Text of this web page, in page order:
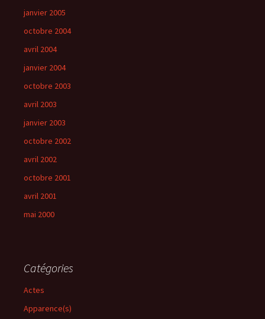
janvier 2005
octobre 2004
avril 2004
janvier 2004
octobre 2003
avril 2003
janvier 2003
octobre 2002
avril 2002
octobre 2001
avril 2001
mai 2000
Catégories
Actes
Apparence(s)